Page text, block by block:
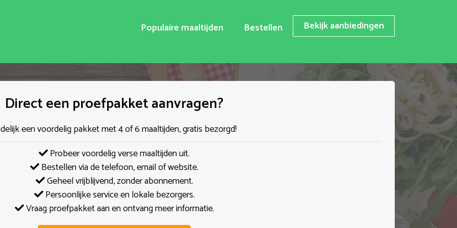
Populaire maaltijden Bestellen Bekijk aanbiedingen
Direct een proefpakket aanvragen?
een voordelig pakket met 4 of 6 maaltijden, gratis bezorgd!
Probeer voordelig verse maaltijden uit.
Bestellen via de telefoon, email of website.
Geheel vrijblijvend, zonder abonnement.
Persoonlijke service en lokale bezorgers.
Vraag proefpakket aan en ontvang meer informatie.